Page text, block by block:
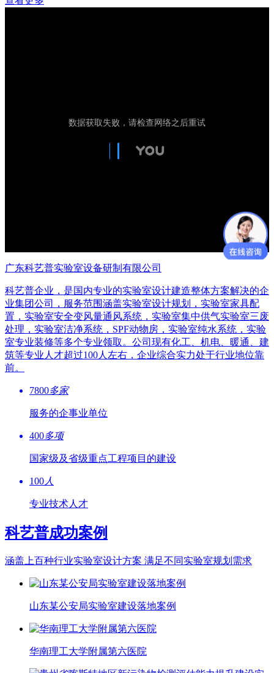
广东科艺普实验室设备研制有限公司
科艺普企业，是国内专业的实验室设计建造整体方案解决的企
业集团公司，服务范围涵盖实验室设计规划，实验室家具配
置，实验室安全变风量通风系统，实验室集中供气实验室三废
处理，实验室洁净系统，SPF动物房，实验室纯水系统，实验
室专业装修等多个专业领取。公司现有化工、机电、暖通、建
筑等专业人才超过100人左右，企业综合实力处于行业地位靠
前。
7800多家
服务的企事业单位
400多项
国家级及省级重点工程项目的建设
100 人
专业技术人才
科艺普成功案例
涵盖上百种行业实验室设计方案 满足不同实验室规划需求
山东某公安局实验室建设落地案例
华南理工大学附属第六医院